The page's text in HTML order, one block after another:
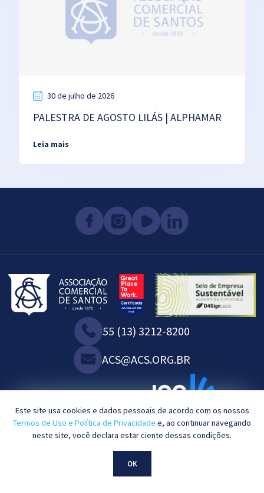
Este site usa cookies e dados pessoais de acordo com os nossos
Termos de Uso e Política de Privacidade e, ao continuar navegando
neste site, você declara estar ciente dessas condições.
OK
30 de julho de 2026
PALESTRA DE AGOSTO LILÁS | ALPHAMAR
Leia mais
55 (13) 3212-8200
ACS@ACS.ORG.BR
2023©. Todos os direitos reservados.
Desenvolvido porKBRTEC